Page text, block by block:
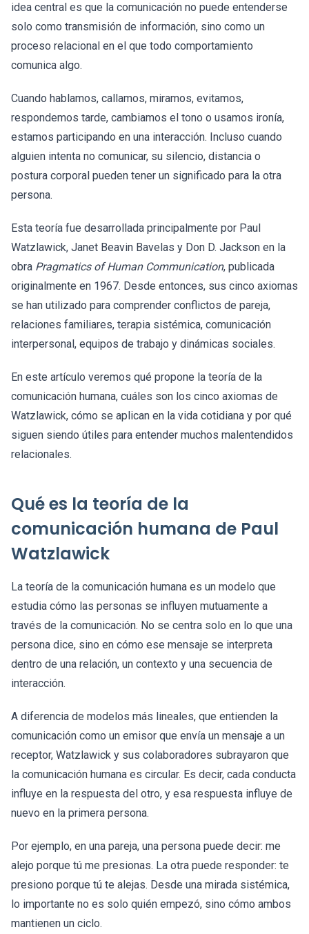
idea central es que la comunicación no puede entenderse
solo como transmisión de información, sino como un
proceso relacional en el que todo comportamiento
comunica algo.
Cuando hablamos, callamos, miramos, evitamos,
respondemos tarde, cambiamos el tono o usamos ironía,
estamos participando en una interacción. Incluso cuando
alguien intenta no comunicar, su silencio, distancia o
postura corporal pueden tener un significado para la otra
persona.
Esta teoría fue desarrollada principalmente por Paul
Watzlawick, Janet Beavin Bavelas y Don D. Jackson en la
obra Pragmatics of Human Communication, publicada
originalmente en 1967. Desde entonces, sus cinco axiomas
se han utilizado para comprender conflictos de pareja,
relaciones familiares, terapia sistémica, comunicación
interpersonal, equipos de trabajo y dinámicas sociales.
En este artículo veremos qué propone la teoría de la
comunicación humana, cuáles son los cinco axiomas de
Watzlawick, cómo se aplican en la vida cotidiana y por qué
siguen siendo útiles para entender muchos malentendidos
relacionales.
Qué es la teoría de la
comunicación humana de Paul
Watzlawick
La teoría de la comunicación humana es un modelo que
estudia cómo las personas se influyen mutuamente a
través de la comunicación. No se centra solo en lo que una
persona dice, sino en cómo ese mensaje se interpreta
dentro de una relación, un contexto y una secuencia de
interacción.
A diferencia de modelos más lineales, que entienden la
comunicación como un emisor que envía un mensaje a un
receptor, Watzlawick y sus colaboradores subrayaron que
la comunicación humana es circular. Es decir, cada conducta
influye en la respuesta del otro, y esa respuesta influye de
nuevo en la primera persona.
Por ejemplo, en una pareja, una persona puede decir: me
alejo porque tú me presionas. La otra puede responder: te
presiono porque tú te alejas. Desde una mirada sistémica,
lo importante no es solo quién empezó, sino cómo ambos
mantienen un ciclo.